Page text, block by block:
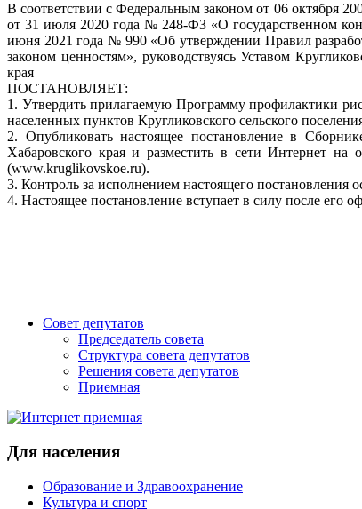
В соответствии с Федеральным законом от 06 октября
от 31 июля 2020 года № 248-ФЗ «О государственном
июня 2021 года № 990 «Об утверждении Правил
законом ценностям», руководствуясь Уставом
края
ПОСТАНОВЛЯЕТ:
1. Утвердить прилагаемую Программу профилактики
населенных пунктов Кругликовского сельского
2. Опубликовать настоящее постановление в
Хабаровского края и разместить в сети Интернет на
(www.kruglikovskoe.ru).
3. Контроль за исполнением настоящего постановления
4. Настоящее постановление вступает в силу после его
Совет депутатов
Председатель совета
Структура совета депутатов
Решения совета депутатов
Приемная
Для населения
Образование и Здравоохранение
Культура и спорт